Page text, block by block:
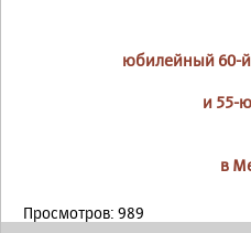
юбилейный 60-
и 55-
в
Просмотров: 989